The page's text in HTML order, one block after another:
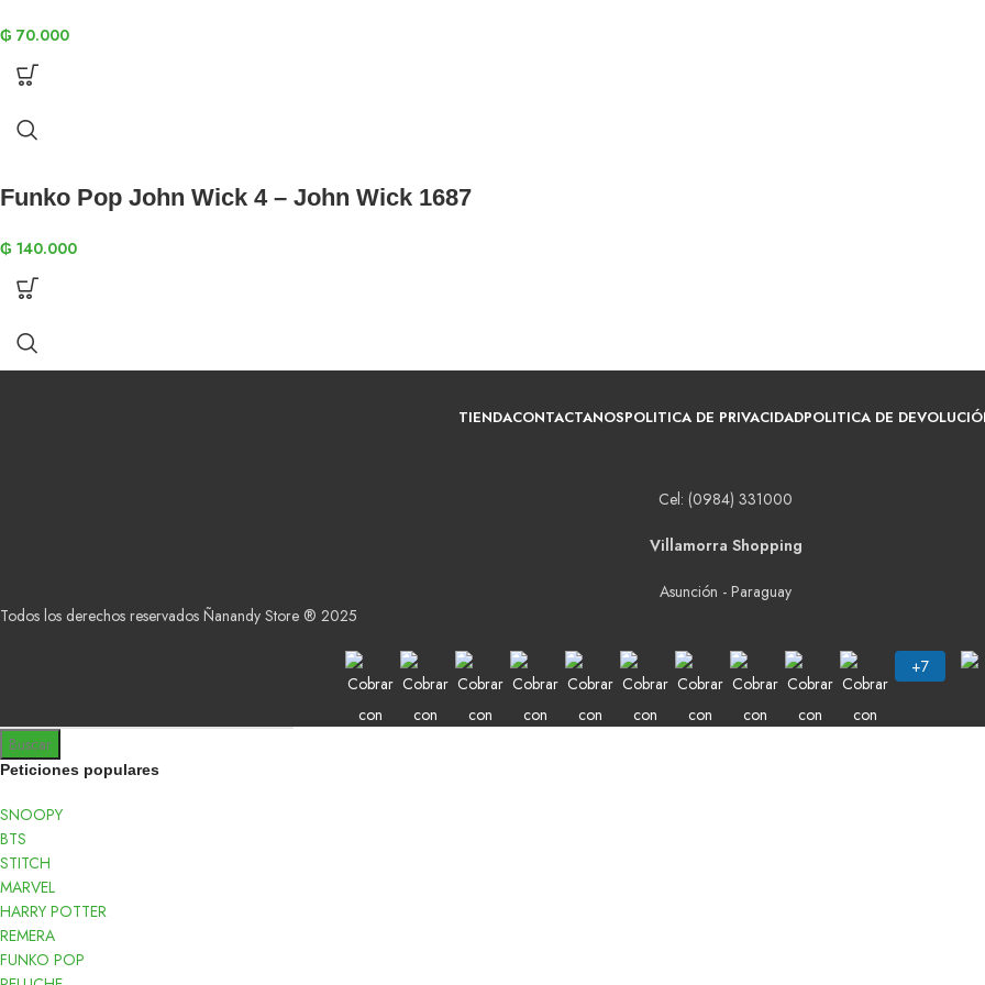
₲ 70.000
Funko Pop John Wick 4 – John Wick 1687
₲ 140.000
TIENDACONTACTANOSPOLITICA DE PRIVACIDADPOLITICA DE
Cel: (0984) 331000
Villamorra Shopping
Asunción - Paraguay
Todos los derechos reservados Ñanandy Store ® 2025
Buscar
Peticiones populares
SNOOPY
BTS
STITCH
MARVEL
HARRY POTTER
REMERA
FUNKO POP